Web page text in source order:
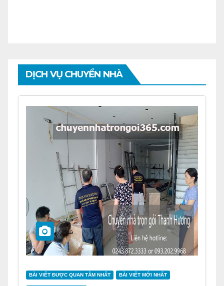
DỊCH VỤ CHUYỂN NHÀ
BÀI VIẾT ĐƯỢC QUAN TÂM NHẤT BÀI VIẾT MỚI NHẤT